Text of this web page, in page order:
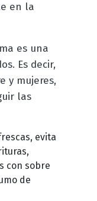
en la
es una
Es decir,
y mujeres,
las
evita
con sobre
de